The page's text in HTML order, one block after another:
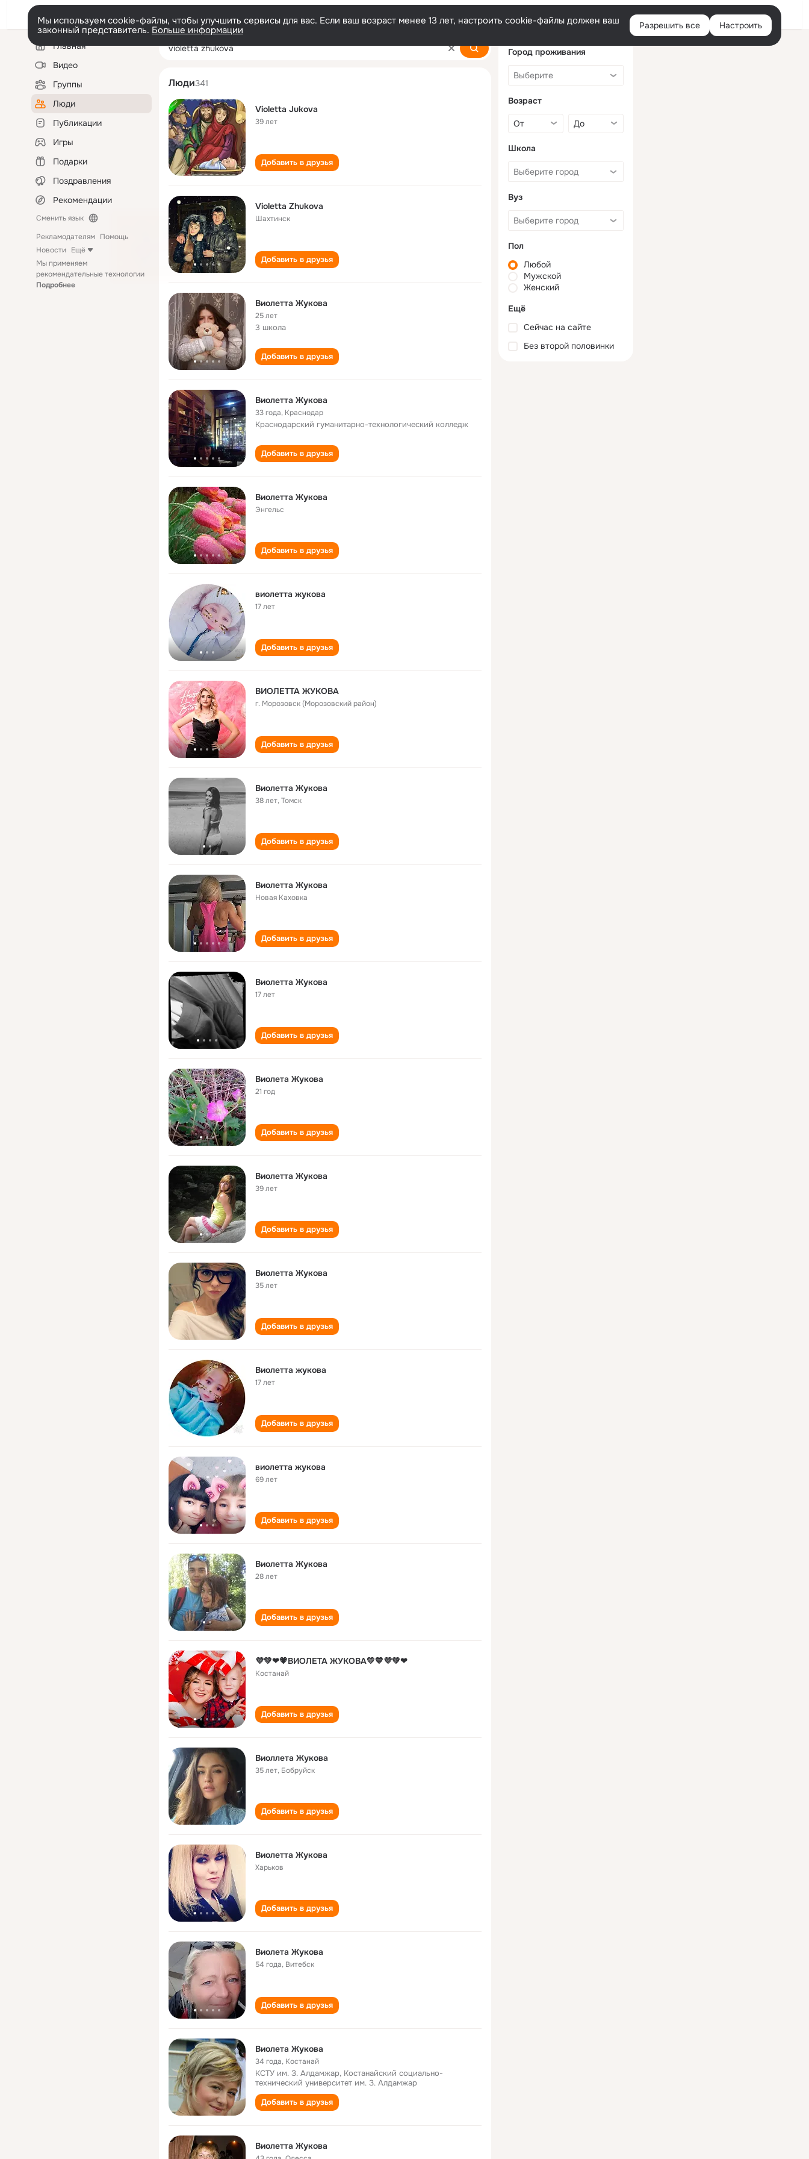
Войти
Мы используем cookie-файлы, чтобы улучшить сервисы для вас. Если ваш возраст менее 13 лет, настроить cookie-файлы должен ваш
законный представитель. Больше информации Разрешить все Настроить
Левая
колонкаГлавная
Видео
Группы
Люди
Публикации
Игры
Подарки
Поздравления
Рекомендации
Сменить язык
Рекламодателям Помощь
Новости Ещё
Мы применяем
рекомендательные технологии
Подробнее
violetta zhukova
Люди341
Violetta Jukova
39 лет
Добавить в друзья
Violetta Zhukova
Шахтинск
Добавить в друзья
Виолетта Жукова
25 лет
3 школа
Добавить в друзья
Виолетта Жукова
33 года, Краснодар
Краснодарский гуманитарно-технологический колледж
Добавить в друзья
Виолетта Жукова
Энгельс
Добавить в друзья
виолетта жукова
17 лет
Добавить в друзья
ВИОЛЕТТА ЖУКОВА
г. Морозовск (Морозовский район)
Добавить в друзья
Виолетта Жукова
38 лет,Томск
Добавить в друзья
Виолетта Жукова
Новая Каховка
Добавить в друзья
Виолетта Жукова
17 лет
Добавить в друзья
Виолета Жукова
21 год
Добавить в друзья
Виолетта Жукова
39 лет
Добавить в друзья
Виолетта Жукова
35 лет
Добавить в друзья
Виолетта жукова
17 лет
Добавить в друзья
виолетта жукова
69 лет
Добавить в друзья
Виолетта Жукова
28 лет
Добавить в друзья
💜💚❤💗ВИОЛЕТА ЖУКОВА💛💙💜💚❤
Костанай
Добавить в друзья
Виоллета Жукова
35 лет, Бобруйск
Добавить в друзья
Виолетта Жукова
Харьков
Добавить в друзья
Виолета Жукова
54 года, Витебск
Добавить в друзья
Виолета Жукова
34 года, Костанай
КСТУ им. З. Алдамжар, Костанайский социально-
технический университет им. З. Алдамжар
Добавить в друзья
Виолетта Жукова
Город проживания
Возраст
Школа
Вуз
Пол
Любой
Мужской
Женский
Ещё
Сейчас на сайте
Без второй половинки